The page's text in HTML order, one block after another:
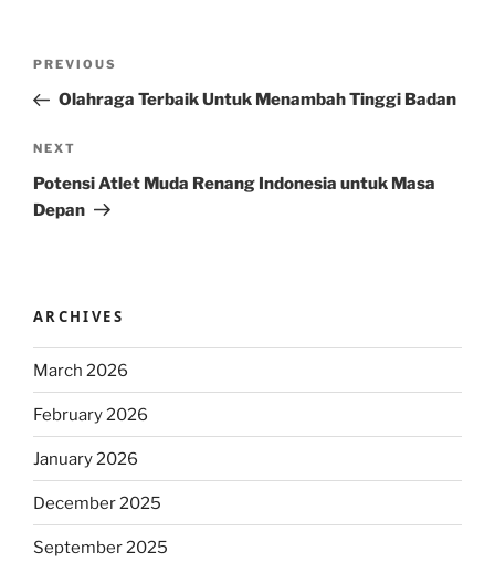
Previous
Post
PREVIOUS
Olahraga Terbaik Untuk Menambah Tinggi Badan
Next
Post
NEXT
Potensi Atlet Muda Renang Indonesia untuk Masa
Depan
ARCHIVES
March 2026
February 2026
January 2026
December 2025
September 2025